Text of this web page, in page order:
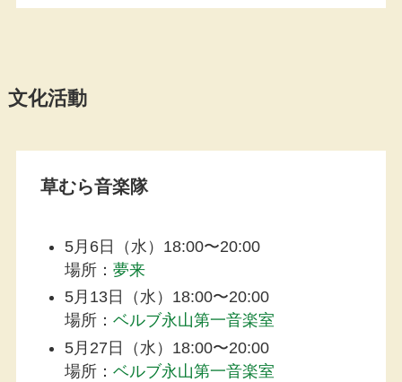
文化活動
草むら音楽隊
5月6日（水）18:00〜20:00
場所： 夢来
5月13日（水）18:00〜20:00
場所： ベルブ永山第一音楽室
5月27日（水）18:00〜20:00
場所： ベルブ永山第一音楽室